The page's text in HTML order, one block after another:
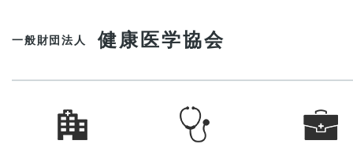
一般財団法人 健康医学協会